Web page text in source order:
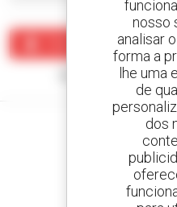
Criar um alerta
Nenhum resultado
Crie os
e receba anúncios
nosso
analisar
forma a
lhe uma
de
dos